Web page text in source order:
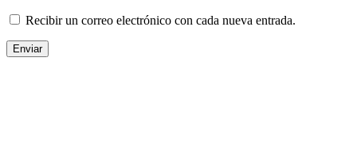
Recibir un correo electrónico con cada nueva entrada.